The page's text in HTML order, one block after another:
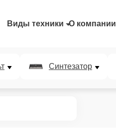
Виды техники О компании
Синтезатор